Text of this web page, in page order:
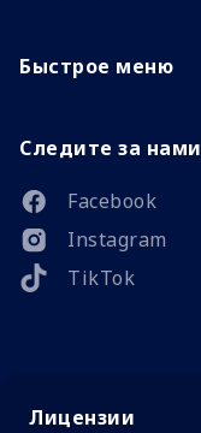
Быстрое меню
Следите за нами
Facebook
Instagram
TikTok
Лицензии